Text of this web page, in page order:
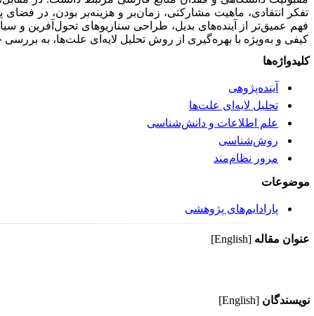
تفکر انتقادی، ماهیت مشارکتی، زمان‌بر و هزینه‌بر بودن، در
فهم عمیق‌تر از آینده‌های بدیل، طراحی سناریوهای تحول‌آفرین و
کیفی و به‌ویژه با بهره‌گیری از روش تحلیل لایه‌ای علت‌ها، به بررسی
کلیدواژه‌ها
آینده‌پژوهی
تحلیل لایه‌ای علت‌ها
علم اطلاعات و دانش‌شناسی
روش‌شناسی
مرور نظام‌مند
موضوعات
پارادایم‌های پژوهشی
عنوان مقاله [English]
نویسندگان [English]